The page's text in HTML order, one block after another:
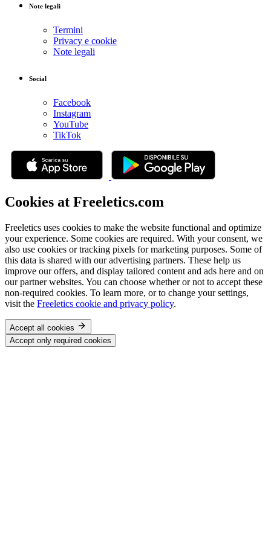
Note legali
Termini
Privacy e cookie
Note legali
Social
Facebook
Instagram
YouTube
TikTok
Cookies at Freeletics.com
Freeletics uses cookies to make the website functional and optimize
your experience. Some cookies are required. With your consent, we
also use cookies or tracking pixels for marketing purposes. Some of
this data is shared with our advertising partners. These help us
improve our offers, and display tailored content and ads here and on
our partner websites. You can choose whether or not to accept these
non-required cookies. To learn more, or to change your settings,
visit the Freeletics cookie and privacy policy.
Accept all cookies
Accept only required cookies